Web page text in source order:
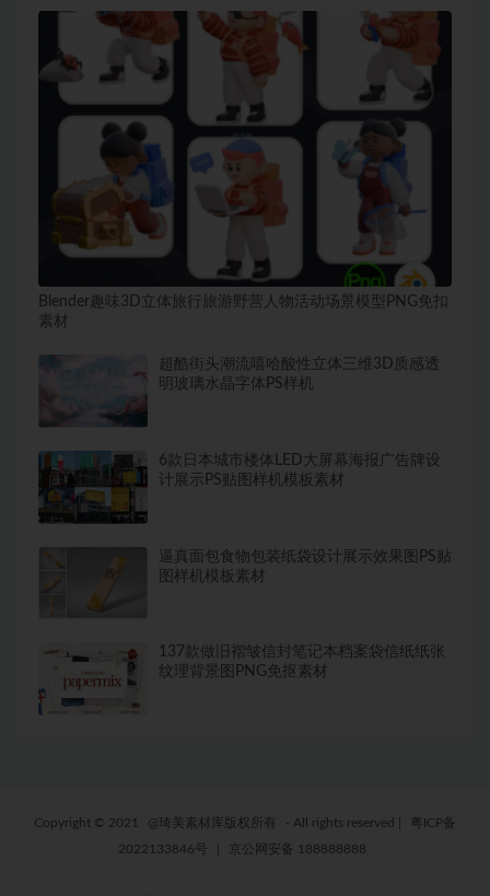
Blender趣味3D立体旅行旅游野营人物活动场景模型PNG免扣
素材
超酷街头潮流嘻哈酸性立体三维3D质感透
明玻璃水晶字体PS样机
6款日本城市楼体LED大屏幕海报广告牌设
计展示PS贴图样机模板素材
逼真面包食物包装纸袋设计展示效果图PS贴
图样机模板素材
137款做旧褶皱信封笔记本档案袋信纸纸张
纹理背景图PNG免抠素材
Copyright © 2021 @琦美素材库版权所有 - All rights reserved
粤ICP备
2022133846号
京公网安备 188888888